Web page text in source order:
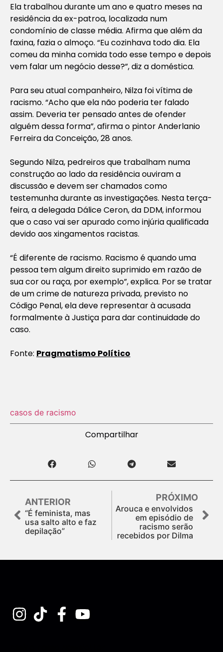
Ela trabalhou durante um ano e quatro meses na
residência da ex-patroa, localizada num
condomínio de classe média. Afirma que além da
faxina, fazia o almoço. “Eu cozinhava todo dia. Ela
comeu da minha comida todo esse tempo e depois
vem falar um negócio desse?”, diz a doméstica.
Para seu atual companheiro, Nilza foi vítima de
racismo. “Acho que ela não poderia ter falado
assim. Deveria ter pensado antes de ofender
alguém dessa forma”, afirma o pintor Anderlanio
Ferreira da Conceição, 28 anos.
Segundo Nilza, pedreiros que trabalham numa
construção ao lado da residência ouviram a
discussão e devem ser chamados como
testemunha durante as investigações. Nesta terça-
feira, a delegada Dálice Ceron, da DDM, informou
que o caso vai ser apurado como injúria qualificada
devido aos xingamentos racistas.
“É diferente de racismo. Racismo é quando uma
pessoa tem algum direito suprimido em razão de
sua cor ou raça, por exemplo”, explica. Por se tratar
de um crime de natureza privada, previsto no
Código Penal, ela deve representar à acusada
formalmente à Justiça para dar continuidade do
caso.
Fonte: Pragmatismo Político
casos de racismo
Compartilhar
ANTERIOR
“É feminista, mas
usa salto alto e faz
depilação”
PRÓXIMO
Arouca e envolvidos
em episódio de
racismo serão
recebidos por Dilma